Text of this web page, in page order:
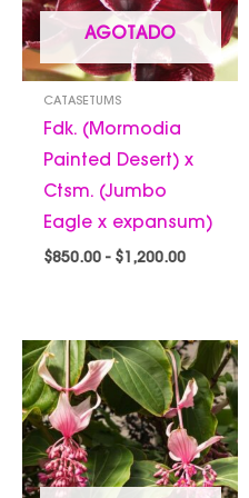
AGOTADO
CATASETUMS
Fdk. (Mormodia
Painted Desert) x
Ctsm. (Jumbo
Eagle x expansum)
$850.00 - $1,200.00
Rango
de
precios:
desde
$850.00
hasta
$1,200.00